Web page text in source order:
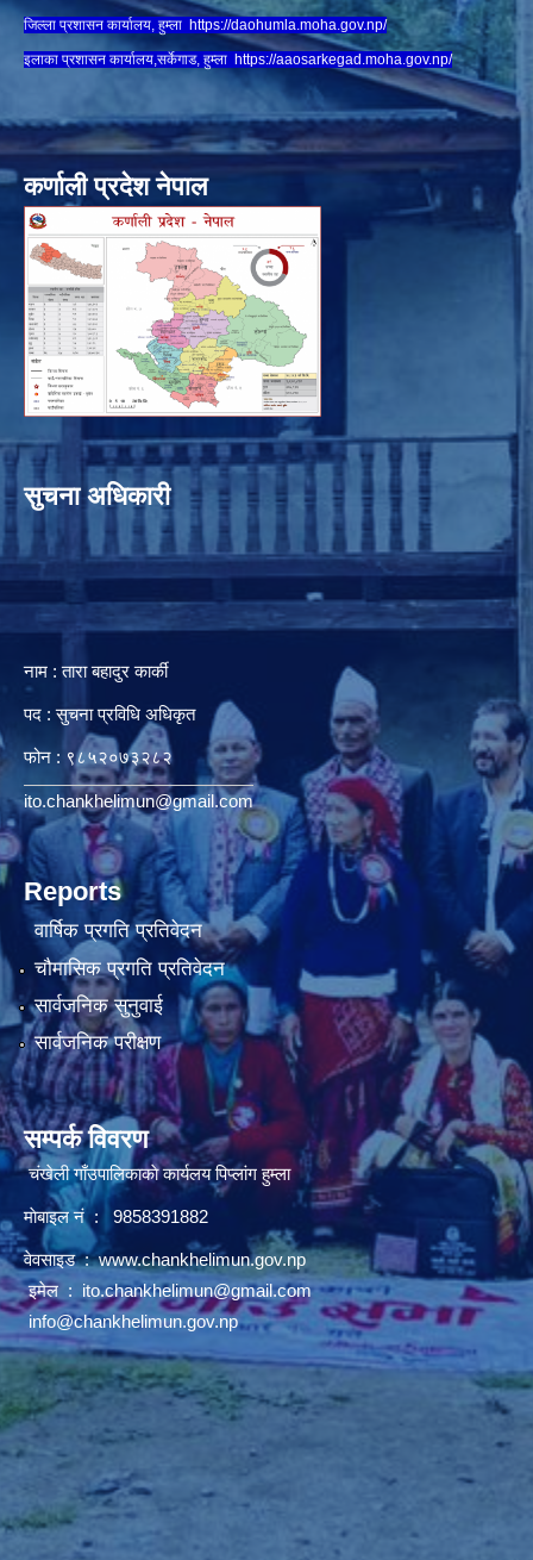
जिल्ला प्रशासन कार्यालय, हुम्ला https://daohumla.moha.gov.np/
इलाका प्रशासन कार्यालय,सर्केगाड, हुम्ला https://aaosarkegad.moha.gov.np/
कर्णाली प्रदेश नेपाल
सुचना अधिकारी
नाम : तारा बहादुर कार्की
पद : सुचना प्रविधि अधिकृत
फोन : ९८५२०७३२८२
ito.chankhelimun@gmail.com
Reports
वार्षिक प्रगति प्रतिवेदन
चौमासिक प्रगति प्रतिवेदन
सार्वजनिक सुनुवाई
सार्वजनिक परीक्षण
सम्पर्क विवरण
चंखेली गाँउपालिकाकाे कार्यलय पिप्लांग हुम्ला
माेबाइल नं : 9858391882
वेवसाइड :www.chankhelimun.gov.np
इमेल : ito.chankhelimun@gmail.com
info@chankhelimun.gov.np